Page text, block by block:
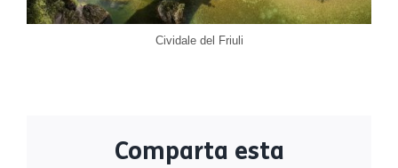
Cividale del Friuli
Comparta esta